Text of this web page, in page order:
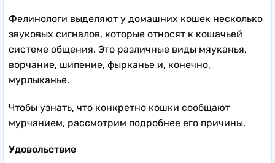
Фелинологи выделяют у домашних кошек несколько
звуковых сигналов, которые относят к кошачьей
системе общения. Это различные виды мяуканья,
ворчание, шипение, фырканье и, конечно,
мурлыканье.
Чтобы узнать, что конкретно кошки сообщают
мурчанием, рассмотрим подробнее его причины.
Удовольствие